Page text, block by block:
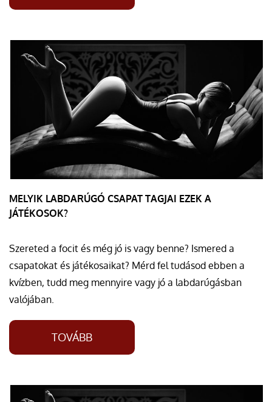
MELYIK LABDARÚGÓ CSAPAT TAGJAI EZEK A
JÁTÉKOSOK?
Szereted a focit és még jó is vagy benne? Ismered a
csapatokat és játékosaikat? Mérd fel tudásod ebben a
kvízben, tudd meg mennyire vagy jó a labdarúgásban
valójában.
TOVÁBB